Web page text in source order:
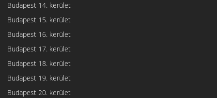
Budapest 14. kerület
Budapest 15. kerület
Budapest 16. kerület
Budapest 17. kerület
Budapest 18. kerület
Budapest 19. kerület
Budapest 20. kerület